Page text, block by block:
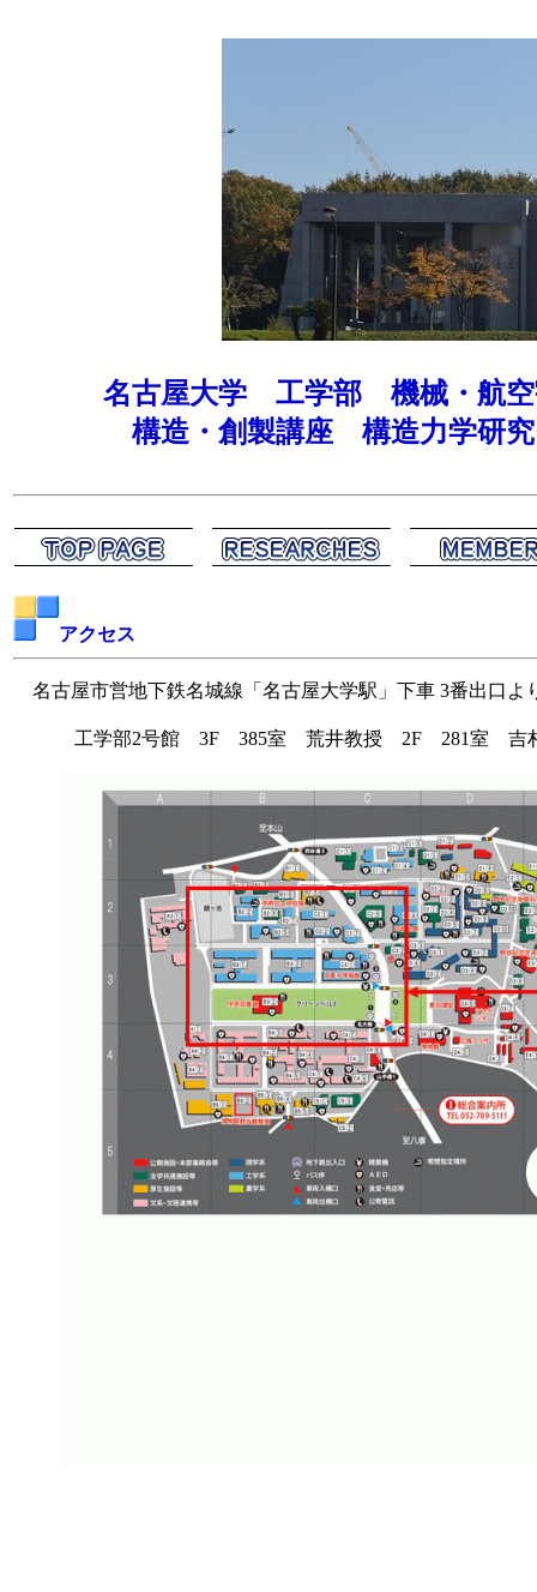
名古屋大学 工学部 機械・航
構造・創製講座 構造力学研
アクセス
名古屋市営地下鉄名城線「名古屋大学駅」下車 3番出口よ
工学部2号館 3F 385室 荒井教授 2F 281室 吉村